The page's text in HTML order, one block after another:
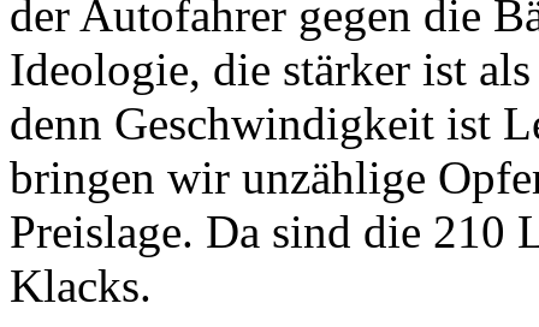
der Autofahrer gegen die
Ideologie, die stärker ist
denn Geschwindigkeit ist
bringen wir unzählige
Preislage. Da sind die 210
Klacks.